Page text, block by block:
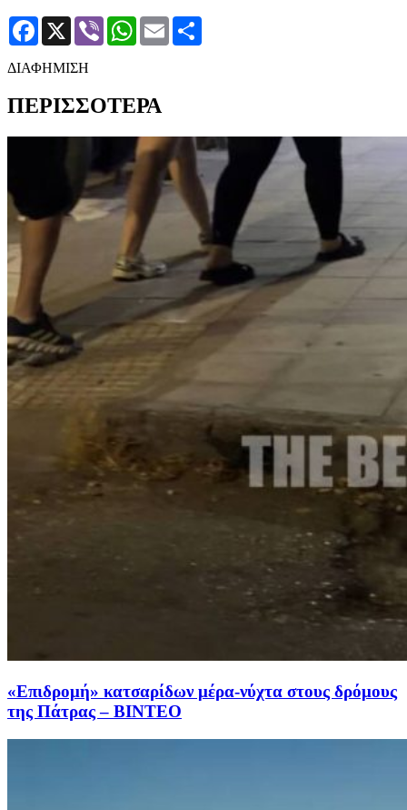
Facebook
X Viber WhatsApp
Email
ΔΙΑΦΗΜΙΣΗ
ΠΕΡΙΣΣΟΤΕΡΑ
«Επιδρομή» κατσαρίδων μέρα-νύχτα στους δρόμους
της Πάτρας – ΒΙΝΤΕΟ